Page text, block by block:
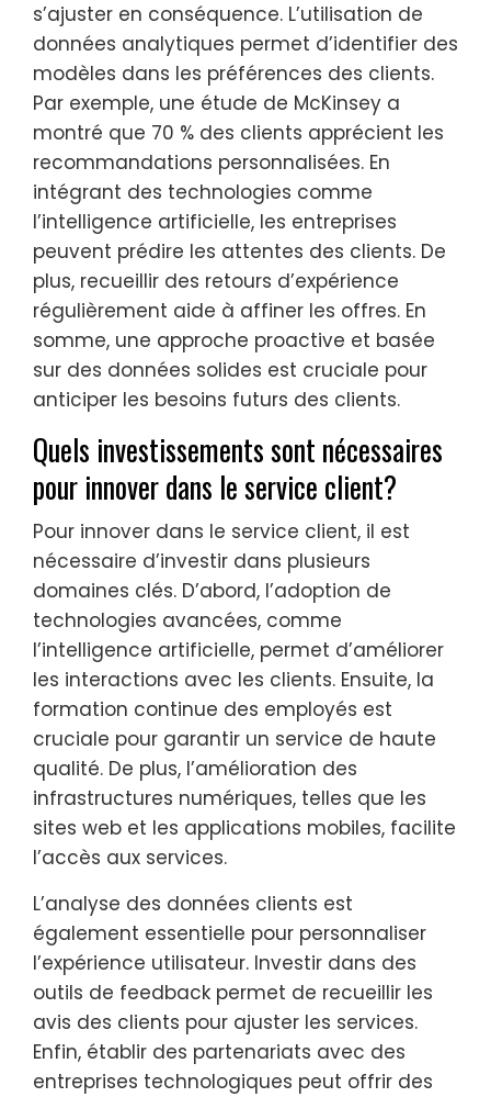
s’ajuster en conséquence. L’utilisation de
données analytiques permet d’identifier des
modèles dans les préférences des clients.
Par exemple, une étude de McKinsey a
montré que 70 % des clients apprécient les
recommandations personnalisées. En
intégrant des technologies comme
l’intelligence artificielle, les entreprises
peuvent prédire les attentes des clients. De
plus, recueillir des retours d’expérience
régulièrement aide à affiner les offres. En
somme, une approche proactive et basée
sur des données solides est cruciale pour
anticiper les besoins futurs des clients.
Quels investissements sont nécessaires
pour innover dans le service client?
Pour innover dans le service client, il est
nécessaire d’investir dans plusieurs
domaines clés. D’abord, l’adoption de
technologies avancées, comme
l’intelligence artificielle, permet d’améliorer
les interactions avec les clients. Ensuite, la
formation continue des employés est
cruciale pour garantir un service de haute
qualité. De plus, l’amélioration des
infrastructures numériques, telles que les
sites web et les applications mobiles, facilite
l’accès aux services.
L’analyse des données clients est
également essentielle pour personnaliser
l’expérience utilisateur. Investir dans des
outils de feedback permet de recueillir les
avis des clients pour ajuster les services.
Enfin, établir des partenariats avec des
entreprises technologiques peut offrir des